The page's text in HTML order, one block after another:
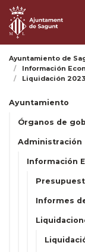
Ayuntamiento de
Información
Liquidación 2023
Ayuntamiento
Órganos de
Administración
Información
Informes